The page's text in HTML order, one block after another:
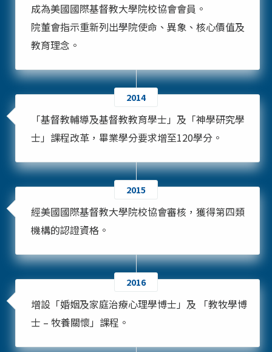
成為美國國際基督教大學院校協會會員。
院董會指示重新列出學院使命、異象、核心價值及
教育理念。
2014
「基督教輔導及基督教教育學士」及「神學研究學
士」課程改革，畢業學分要求增至120學分。
2015
經美國國際基督教大學院校協會審核，獲得第四類
機構的認證資格。
2016
增設「婚姻及家庭治療心理學博士」及 「教牧學博
士 – 牧養關懷」課程。